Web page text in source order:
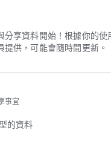
複和類似的相片，整理成
資料夾」，透過裝置螢幕
相簿回顧過往點滴，還
受到 Google 先進的安全
享資料開始！根據你的
供，可能會隨時間更新。
事宜
的資料